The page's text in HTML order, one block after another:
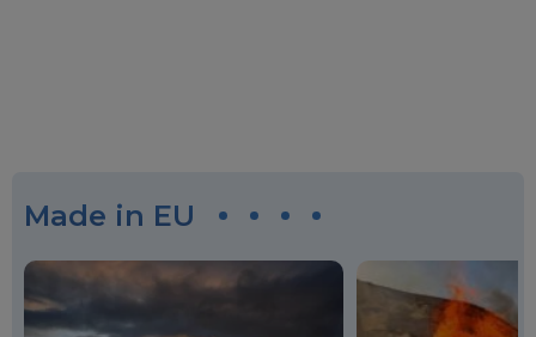
Made in EU